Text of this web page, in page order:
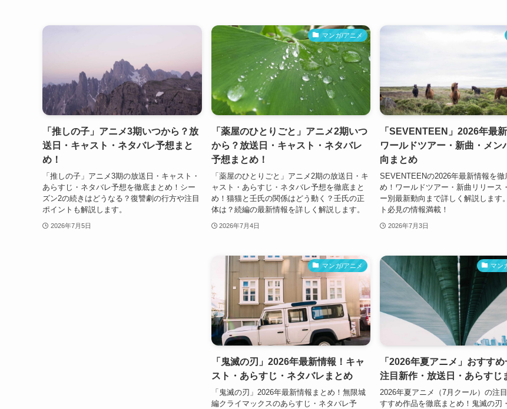
「推しの子」アニメ3期いつから？放
送日・キャスト・ネタバレ予想まと
め！
「推しの子」アニメ3期の放送日・キャスト・
あらすじ・ネタバレ予想を徹底まとめ！シー
ズン2の続きはどうなる？復讐劇の行方や注目
ポイントも解説します。
2026年7月5日
マンガ/アニメ
「薬屋のひとりごと」アニメ2期いつ
から？放送日・キャスト・ネタバレ
予想まとめ！
「薬屋のひとりごと」アニメ2期の放送日・キ
ャスト・あらすじ・ネタバレ予想を徹底まと
め！猫猫と壬氏の関係はどう動く？壬氏の正
体は？続編の最新情報を詳しく解説します。
2026年7月4日
「SEVENTEEN」2026年最新
ワールドツアー・新曲・メン
向まとめ
SEVENTEENの2026年最新情報を徹
め！ワールドツアー・新曲リリース
ー別最新動向まで詳しく解説します
ト必見の情報満載！
2026年7月3日
マンガ/アニメ
「鬼滅の刃」2026年最新情報！キャ
スト・あらすじ・ネタバレまとめ
「鬼滅の刃」2026年最新情報まとめ！無限城
編クライマックスのあらすじ・ネタバレ予
マン
「2026年夏アニメ」おすすめ
注目新作・放送日・あらすじ
2026年夏アニメ（7月クール）の注
すすめ作品を徹底まとめ！鬼滅の刃